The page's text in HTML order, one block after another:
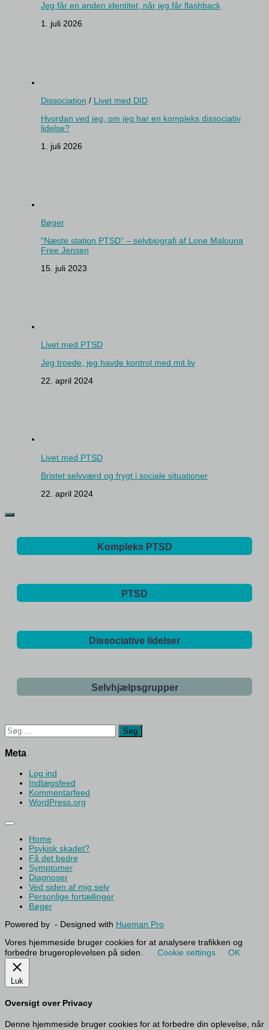
Jeg får en anden identitet, når jeg får flashback
1. juli 2026
Dissociation / Livet med DID
Hvordan ved jeg, om jeg har en kompleks dissociativ
lidelse?
1. juli 2026
Bøger
“Næste station PTSD” – selvbiografi af Lone Malouna
Free Jensen
15. juli 2023
Livet med PTSD
Jeg troede, jeg havde kontrol med mit liv
22. april 2024
Livet med PTSD
Bristet selvværd og frygt i sociale situationer
22. april 2024
Kompleks PTSD
PTSD
Dissociative lidelser
Selvhjælpsgrupper
Søg
efter:
Meta
Log ind
Indlægsfeed
Kommentarfeed
WordPress.org
Home
Psykisk skadet?
Få det bedre
Symptomer
Diagnoser
Ved siden af mig selv
Personlige fortællinger
Bøger
Powered by - Designed with Hueman Pro
Vores hjemmeside bruger cookies for at analysere trafikken og
forbedre brugeroplevelsen på siden.
Cookie settings OK
Luk
Oversigt over Privacy
Denne hjemmeside bruger cookies for at forbedre din oplevelse, når